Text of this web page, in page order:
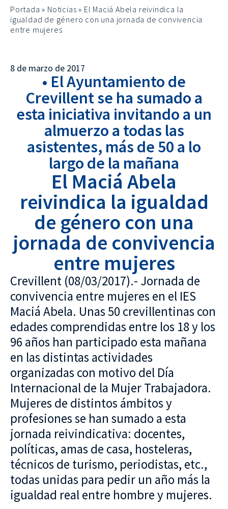
Portada » Noticias » El Maciá Abela reivindica la
igualdad de género con una jornada de convivencia
entre mujeres
8 de marzo de 2017
• El Ayuntamiento de
Crevillent se ha sumado a
esta iniciativa invitando a un
almuerzo a todas las
asistentes, más de 50 a lo
largo de la mañana
El Maciá Abela
reivindica la igualdad
de género con una
jornada de convivencia
entre mujeres
Crevillent (08/03/2017).- Jornada de
convivencia entre mujeres en el IES
Maciá Abela. Unas 50 crevillentinas con
edades comprendidas entre los 18 y los
96 años han participado esta mañana
en las distintas actividades
organizadas con motivo del Día
Internacional de la Mujer Trabajadora.
Mujeres de distintos ámbitos y
profesiones se han sumado a esta
jornada reivindicativa: docentes,
políticas, amas de casa, hosteleras,
técnicos de turismo, periodistas, etc.,
todas unidas para pedir un año más la
igualdad real entre hombre y mujeres.